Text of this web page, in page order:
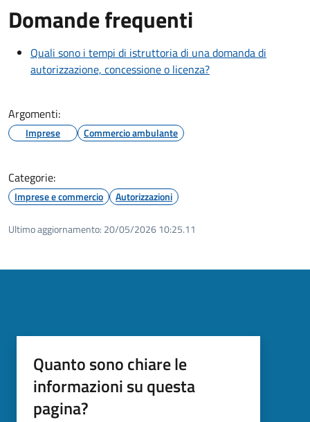
Domande frequenti
Quali sono i tempi di istruttoria di una domanda di
autorizzazione, concessione o licenza?
Argomenti:
Imprese Commercio ambulante
Categorie:
Imprese e commercio Autorizzazioni
Ultimo aggiornamento: 20/05/2026 10:25.11
Quanto sono chiare le
informazioni su questa
pagina?